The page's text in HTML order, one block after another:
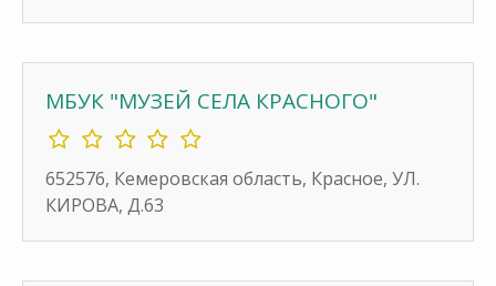
МБУК "МУЗЕЙ СЕЛА КРАСНОГО"
652576, Кемеровская область, Красное, УЛ.
КИРОВА, Д.63